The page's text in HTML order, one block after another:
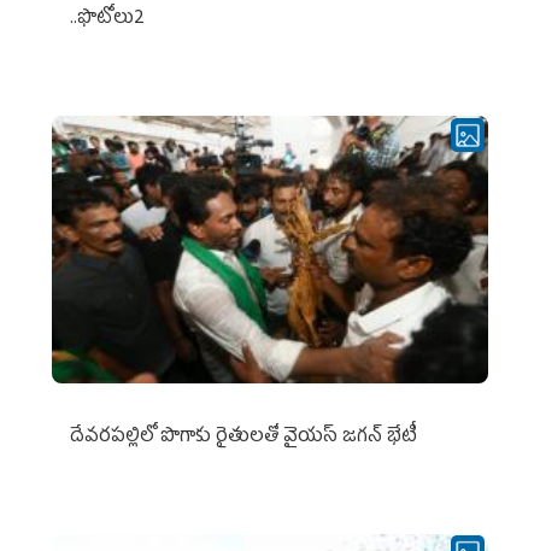
..ఫొటోలు2
దేవరపల్లిలో పొగాకు రైతులతో వైయస్ జగన్ భేటీ